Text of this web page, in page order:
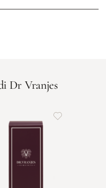
Dr Vranjes